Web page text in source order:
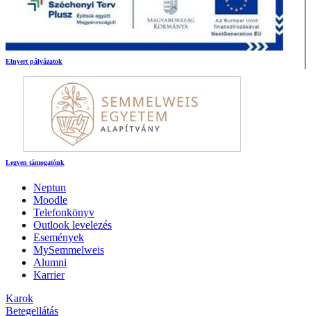
Elnyert pályázatok
Legyen támogatónk
Neptun
Moodle
Telefonkönyv
Outlook levelezés
Események
MySemmelweis
Alumni
Karrier
Karok
Betegellátás